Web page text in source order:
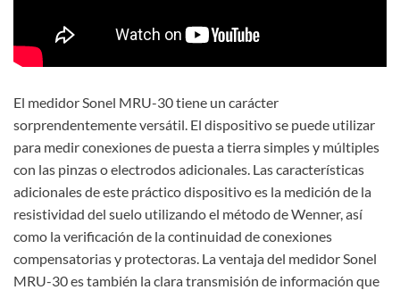
El medidor Sonel MRU-30 tiene un carácter
sorprendentemente versátil. El dispositivo se puede utilizar
para medir conexiones de puesta a tierra simples y múltiples
con las pinzas o electrodos adicionales. Las características
adicionales de este práctico dispositivo es la medición de la
resistividad del suelo utilizando el método de Wenner, así
como la verificación de la continuidad de conexiones
compensatorias y protectoras. La ventaja del medidor Sonel
MRU-30 es también la clara transmisión de información que